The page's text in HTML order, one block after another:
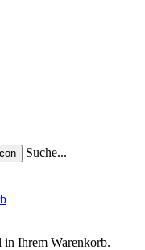
Suche...
in Ihrem Warenkorb.